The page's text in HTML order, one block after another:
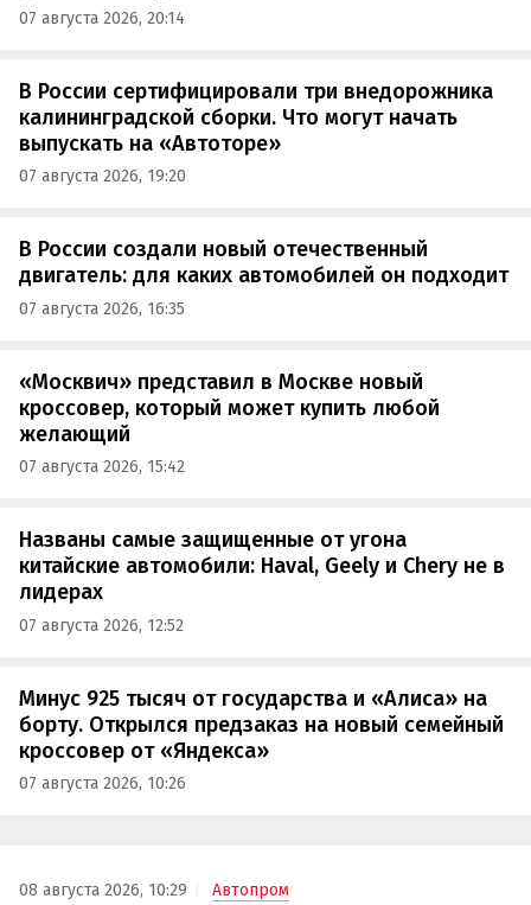
07 августа 2026, 20:14
В России сертифицировали три внедорожника
калининградской сборки. Что могут начать
выпускать на «Автоторе»
07 августа 2026, 19:20
В России создали новый отечественный
двигатель: для каких автомобилей он подходит
07 августа 2026, 16:35
«Москвич» представил в Москве новый
кроссовер, который может купить любой
желающий
07 августа 2026, 15:42
Названы самые защищенные от угона
китайские автомобили: Haval, Geely и Chery не в
лидерах
07 августа 2026, 12:52
Минус 925 тысяч от государства и «Алиса» на
борту. Открылся предзаказ на новый семейный
кроссовер от «Яндекса»
07 августа 2026, 10:26
08 августа 2026, 10:29 Автопром